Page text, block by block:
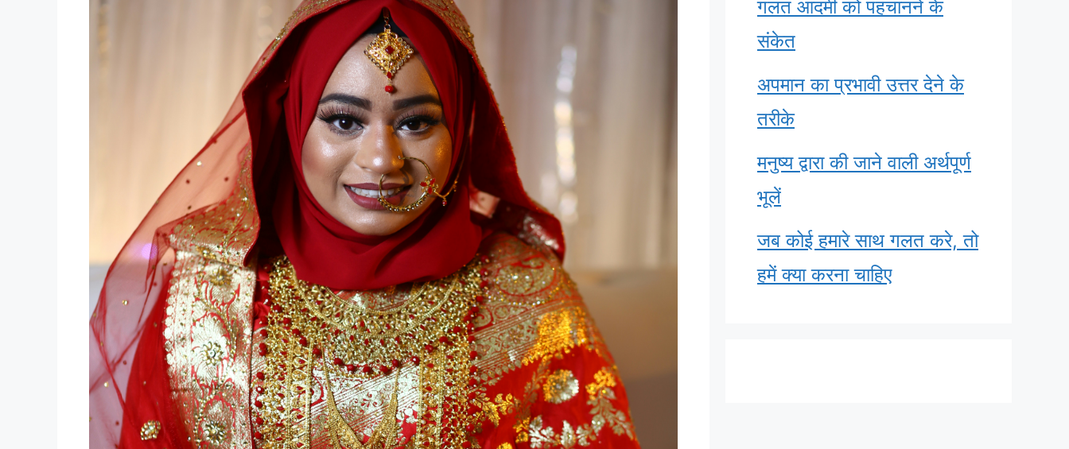
गलत आदमी को पहचानने के
संकेत
अपमान का प्रभावी उत्तर देने के
तरीके
मनुष्य द्वारा की जाने वाली अर्थपूर्ण
भूलें
जब कोई हमारे साथ गलत करे, तो
हमें क्या करना चाहिए